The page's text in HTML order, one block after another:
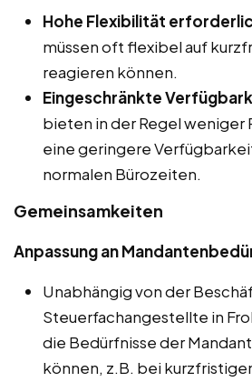
Hohe Flexibilität
müssen oft flexibel auf
reagieren können.
Eingeschränkte
bieten in der Regel weniger
eine geringere
normalen Bürozeiten.
Gemeinsamkeiten
Anpassung an
Unabhängig von der
Steuerfachangestellte in
die Bedürfnisse der
können, z.B. bei